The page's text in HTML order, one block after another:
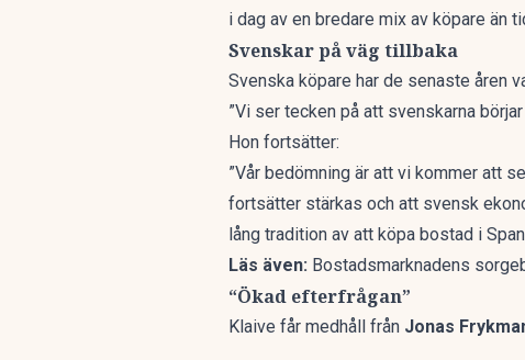
i dag av en bredare mix av köpare än
Svenskar på väg tillbaka
Svenska köpare har de senaste åren
”Vi ser tecken på att svenskarna
Hon fortsätter:
”Vår bedömning är att vi kommer att
fortsätter stärkas och att svensk
lång tradition av att köpa bostad i
Läs även: Bostadsmarknadens
“Ökad efterfrågan”
Klaive får medhåll från Jonas